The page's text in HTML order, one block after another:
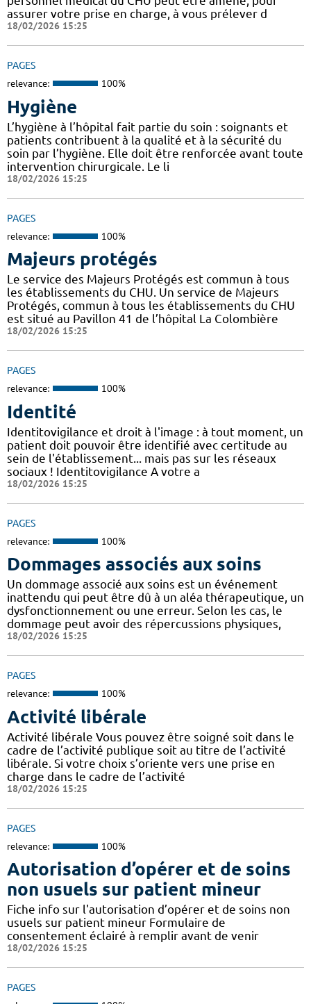
assurer votre prise en charge, à vous prélever d
18/02/2026 15:25
PAGES
relevance: 100%
Hygiène
L’hygiène à l’hôpital fait partie du soin : soignants et
patients contribuent à la qualité et à la sécurité du
soin par l’hygiène. Elle doit être renforcée avant toute
intervention chirurgicale. Le li
18/02/2026 15:25
PAGES
relevance: 100%
Majeurs protégés
Le service des Majeurs Protégés est commun à tous
les établissements du CHU. Un service de Majeurs
Protégés, commun à tous les établissements du CHU
est situé au Pavillon 41 de l’hôpital La Colombière
18/02/2026 15:25
PAGES
relevance: 100%
Identité
Identitovigilance et droit à l'image : à tout moment, un
patient doit pouvoir être identifié avec certitude au
sein de l'établissement... mais pas sur les réseaux
sociaux ! Identitovigilance A votre a
18/02/2026 15:25
PAGES
relevance: 100%
Dommages associés aux soins
Un dommage associé aux soins est un événement
inattendu qui peut être dû à un aléa thérapeutique, un
dysfonctionnement ou une erreur. Selon les cas, le
dommage peut avoir des répercussions physiques,
18/02/2026 15:25
PAGES
relevance: 100%
Activité libérale
Activité libérale Vous pouvez être soigné soit dans le
cadre de l’activité publique soit au titre de l’activité
libérale. Si votre choix s’oriente vers une prise en
charge dans le cadre de l’activité
18/02/2026 15:25
PAGES
relevance: 100%
Autorisation d’opérer et de soins
non usuels sur patient mineur
Fiche info sur l'autorisation d’opérer et de soins non
usuels sur patient mineur Formulaire de
consentement éclairé à remplir avant de venir
18/02/2026 15:25
PAGES